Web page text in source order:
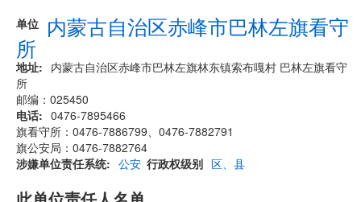
单位 内蒙古自治区赤峰市巴林左旗看守
所
地址
内蒙古自治区赤峰市巴林左旗林东镇索布嘎村 巴林左旗看守
所
邮编：025450
电话
0476-7895466
旗看守所：0476-7886799、0476-7882791
旗公安局：0476-7882764
涉嫌单位责任系统
公安 行政权级别 区、县